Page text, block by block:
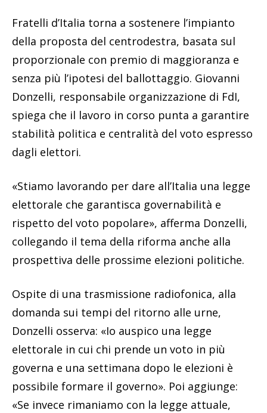
Fratelli d’Italia torna a sostenere l’impianto
della proposta del centrodestra, basata sul
proporzionale con premio di maggioranza e
senza più l’ipotesi del ballottaggio. Giovanni
Donzelli, responsabile organizzazione di FdI,
spiega che il lavoro in corso punta a garantire
stabilità politica e centralità del voto espresso
dagli elettori.
«Stiamo lavorando per dare all’Italia una legge
elettorale che garantisca governabilità e
rispetto del voto popolare», afferma Donzelli,
collegando il tema della riforma anche alla
prospettiva delle prossime elezioni politiche.
Ospite di una trasmissione radiofonica, alla
domanda sui tempi del ritorno alle urne,
Donzelli osserva: «Io auspico una legge
elettorale in cui chi prende un voto in più
governa e una settimana dopo le elezioni è
possibile formare il governo». Poi aggiunge:
«Se invece rimaniamo con la legge attuale,